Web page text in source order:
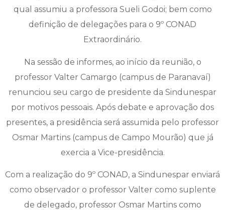
qual assumiu a professora Sueli Godoi; bem como
definição de delegações para o 9º CONAD
Extraordinário.
Na sessão de informes, ao início da reunião, o
professor Valter Camargo (campus de Paranavaí)
renunciou seu cargo de presidente da Sindunespar
por motivos pessoais. Após debate e aprovação dos
presentes, a presidência será assumida pelo professor
Osmar Martins (campus de Campo Mourão) que já
exercia a Vice-presidência.
Com a realização do 9º CONAD, a Sindunespar enviará
como observador o professor Valter como suplente
de delegado, professor Osmar Martins como